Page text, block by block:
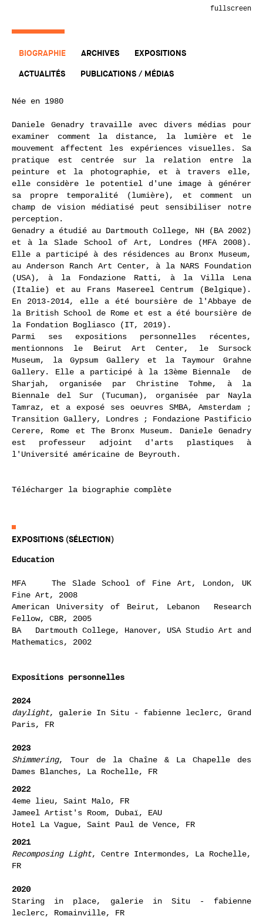
fullscreen
BIOGRAPHIE ARCHIVES
EXPOSITIONS
ACTUALITÉS
PUBLICATIONS / MÉDIAS
Née en 1980
Daniele Genadry travaille avec divers médias pour
examiner comment la distance, la lumière et le
mouvement affectent les expériences visuelles. Sa
pratique est centrée sur la relation entre la
peinture et la photographie, et à travers elle,
elle considère le potentiel d'une image à générer
sa propre temporalité (lumière), et comment un
champ de vision médiatisé peut sensibiliser notre
perception.
Genadry a étudié au Dartmouth College, NH (BA 2002)
et à la Slade School of Art, Londres (MFA 2008).
Elle a participé à des résidences au Bronx Museum,
au Anderson Ranch Art Center, à la NARS Foundation
(USA), à la Fondazione Ratti, à la Villa Lena
(Italie) et au Frans Masereel Centrum (Belgique).
En 2013-2014, elle a été boursière de l'Abbaye de
la British School de Rome et est a été boursière de
la Fondation Bogliasco (IT, 2019).
Parmi ses expositions personnelles récentes,
mentionnons le Beirut Art Center, le Sursock
Museum, la Gypsum Gallery et la Taymour Grahne
Gallery. Elle a participé à la 13ème Biennale de
Sharjah, organisée par Christine Tohme, à la
Biennale del Sur (Tucuman), organisée par Nayla
Tamraz, et a exposé ses oeuvres SMBA, Amsterdam ;
Transition Gallery, Londres ; Fondazione Pastificio
Cerere, Rome et The Bronx Museum. Daniele Genadry
est professeur adjoint d'arts plastiques à
l'Université américaine de Beyrouth.
Télécharger la biographie complète
EXPOSITIONS (SÉLECTION)
Education
MFA The Slade School of Fine Art, London, UK
Fine Art, 2008
American University of Beirut, Lebanon Research
Fellow, CBR, 2005
BA Dartmouth College, Hanover, USA Studio Art and
Mathematics, 2002
Expositions personnelles
2024
daylight, galerie In Situ - fabienne leclerc, Grand
Paris, FR
2023
Shimmering, Tour de la Chaîne & La Chapelle des
Dames Blanches, La Rochelle, FR
2022
4eme lieu, Saint Malo, FR
Jameel Artist's Room, Dubaï, EAU
Hotel La Vague, Saint Paul de Vence, FR
2021
Recomposing Light, Centre Intermondes, La Rochelle,
FR
2020
Staring in place, galerie in Situ - fabienne
leclerc, Romainville, FR